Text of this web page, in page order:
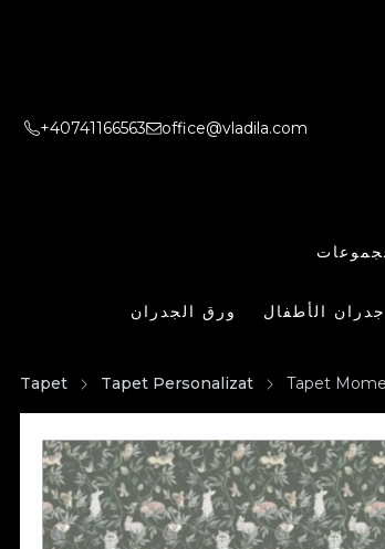
+40741166563 office@vladila.com
ورق الجدران الأطفال
Tapet Tapet Personalizat Tapet